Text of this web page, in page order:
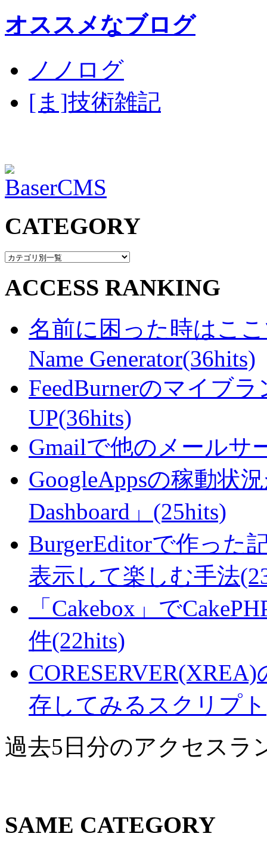
オススメなブログ
ノノログ
[ま]技術雑記
CATEGORY
ACCESS RANKING
名前に困った時はここ
Name Generator(36hits)
FeedBurnerのマイブ
UP(36hits)
Gmailで他のメールサ
GoogleAppsの稼動状
Dashboard」(25hits)
BurgerEditorで作った
表示して楽しむ手法
「Cakebox」で
件(22hits)
存してみるスクリプ
過去5日分のアクセスラ
SAME CATEGORY